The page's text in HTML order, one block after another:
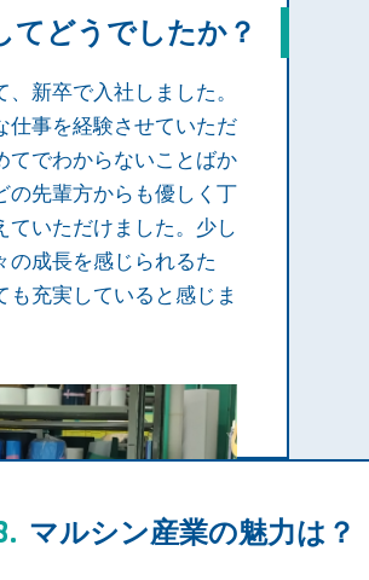
てどうでしたか？
、新卒で入社しました。
仕事を経験させていただ
てでわからないことばか
の先輩方からも優しく丁
ていただけました。少し
の成長を感じられるた
も充実していると感じま
マルシン産業の魅力は？